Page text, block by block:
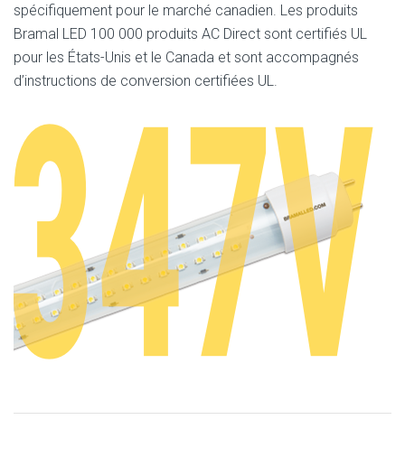
spécifiquement pour le marché canadien. Les produits
Bramal LED 100 000 produits AC Direct sont certifiés UL
pour les États-Unis et le Canada et sont accompagnés
d’instructions de conversion certifiées UL.